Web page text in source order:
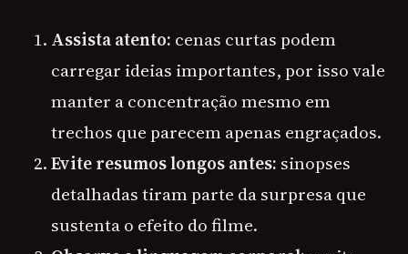
Assista atento: cenas curtas podem
carregar ideias importantes, por isso vale
manter a concentração mesmo em
trechos que parecem apenas engraçados.
Evite resumos longos antes: sinopses
detalhadas tiram parte da surpresa que
sustenta o efeito do filme.